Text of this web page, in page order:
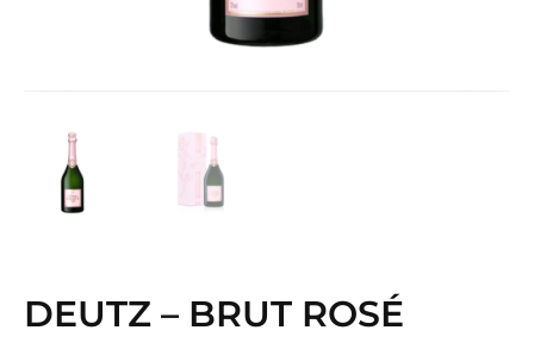
DEUTZ – BRUT ROSÉ